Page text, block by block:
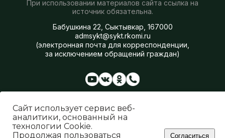
При использовании материалов сайта ссылка на
источник обязательна.
Бабушкина 22, Сыктывкар, 167000
admsykt@sykt.rkomi.ru
(электронная почта для корреспонденции,
за исключением обращений граждан)
Сферы деятельности
Генеральный план
О Сыктывкаре
Бюджет города
Сайт использует сервис веб-
аналитики, основанный на
технологии Cookie.
Продолжая пользоваться
Согласиться